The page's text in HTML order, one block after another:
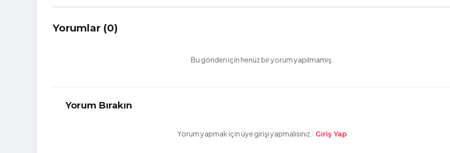
Yorumlar (0)
Bu gönderi için henüz bir yorum yapılmamış.
Yorum Bırakın
Yorum yapmak için üye girişi yapmalısınız. Giriş Yap